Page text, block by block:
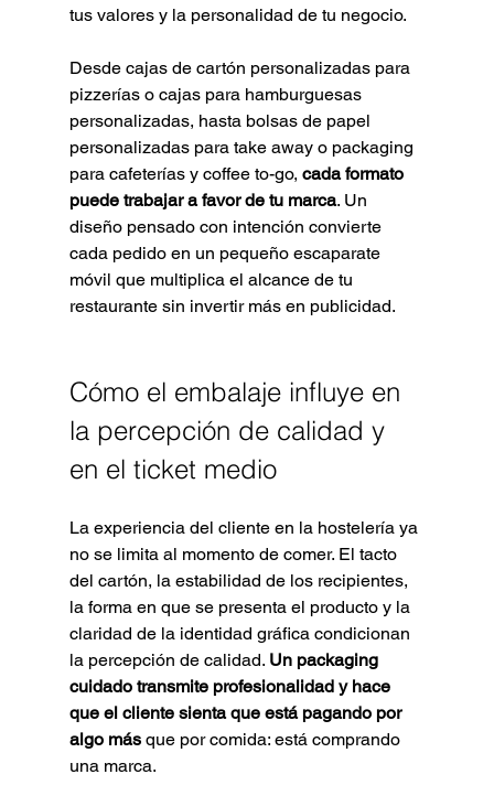
tus valores y la personalidad de tu negocio.
Desde cajas de cartón personalizadas para
pizzerías o cajas para hamburguesas
personalizadas, hasta bolsas de papel
personalizadas para take away o packaging
para cafeterías y coffee to-go, cada formato
puede trabajar a favor de tu marca. Un
diseño pensado con intención convierte
cada pedido en un pequeño escaparate
móvil que multiplica el alcance de tu
restaurante sin invertir más en publicidad.
Cómo el embalaje influye en
la percepción de calidad y
en el ticket medio
La experiencia del cliente en la hostelería ya
no se limita al momento de comer. El tacto
del cartón, la estabilidad de los recipientes,
la forma en que se presenta el producto y la
claridad de la identidad gráfica condicionan
la percepción de calidad. Un packaging
cuidado transmite profesionalidad y hace
que el cliente sienta que está pagando por
algo más que por comida: está comprando
una marca.